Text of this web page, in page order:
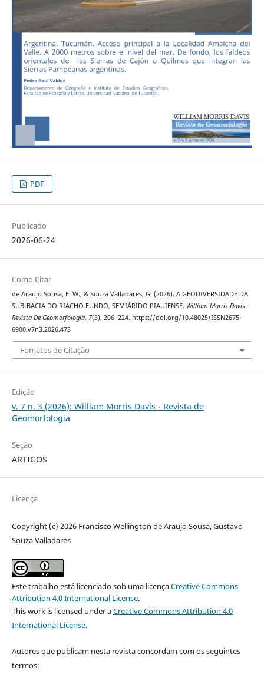
PDF
Publicado
2026-06-24
Como Citar
de Araujo Sousa, F. W., & Souza Valladares, G. (2026). A GEODIVERSIDADE DA
SUB-BACIA DO RIACHO FUNDO, SEMIÁRIDO PIAUIENSE. William Morris Davis -
Revista De Geomorfologia, 7(3), 206–224. https://doi.org/10.48025/ISSN2675-
6900.v7n3.2026.473
Fomatos de Citação
Edição
v. 7 n. 3 (2026): William Morris Davis - Revista de
Geomorfologia
Seção
ARTIGOS
Licença
Copyright (c) 2026 Francisco Wellington de Araujo Sousa, Gustavo
Souza Valladares
Este trabalho está licenciado sob uma licençaCreative Commons
Attribution 4.0 International License.
This work is licensed under aCreative Commons Attribution 4.0
International License.
Autores que publicam nesta revista concordam com os seguintes
termos: